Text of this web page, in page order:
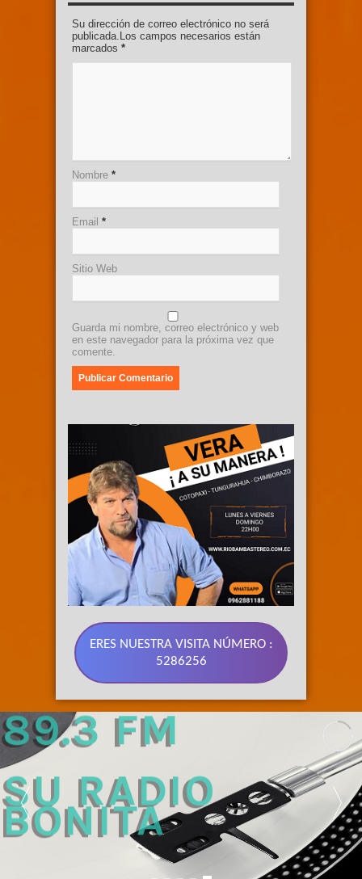
Su dirección de correo electrónico no será
publicada.Los campos necesarios están
marcados *
Nombre *
Email *
Sitio Web
Guarda mi nombre, correo electrónico y web
en este navegador para la próxima vez que
comente.
ERES NUESTRA VISITA NÚMERO :
5286256
89.3 FM
SU RADIO
BONITA